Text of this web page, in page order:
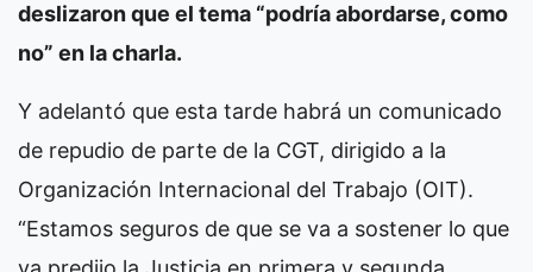
deslizaron que el tema “podría abordarse, como
no” en la charla.
Y adelantó que esta tarde habrá un comunicado
de repudio de parte de la CGT, dirigido a la
Organización Internacional del Trabajo (OIT).
“Estamos seguros de que se va a sostener lo que